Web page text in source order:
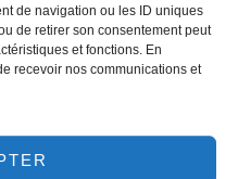
de navigation ou les ID uniques
de retirer son consentement peut
et fonctions. En
recevoir nos communications et
ou par ostéotomie
est coupé).
: Génioplastie
suivant deux techniques